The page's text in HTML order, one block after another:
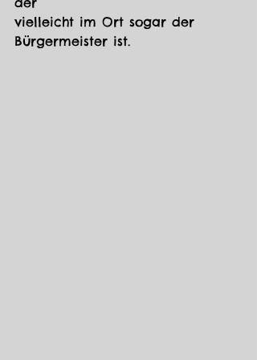
vielleicht im Ort sogar der
Bürgermeister ist.